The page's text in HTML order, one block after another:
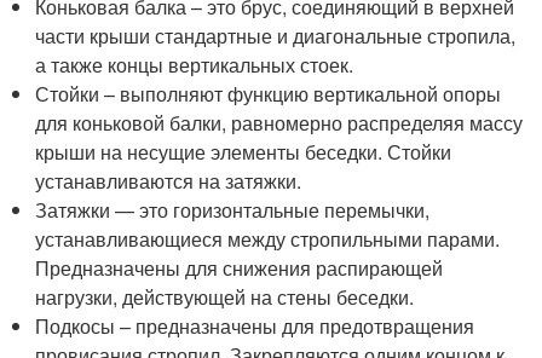
Коньковая балка – это брус, соединяющий в верхней
части крыши стандартные и диагональные стропила,
а также концы вертикальных стоек.
Стойки – выполняют функцию вертикальной опоры
для коньковой балки, равномерно распределяя массу
крыши на несущие элементы беседки. Стойки
устанавливаются на затяжки.
Затяжки — это горизонтальные перемычки,
устанавливающиеся между стропильными парами.
Предназначены для снижения распирающей
нагрузки, действующей на стены беседки.
Подкосы – предназначены для предотвращения